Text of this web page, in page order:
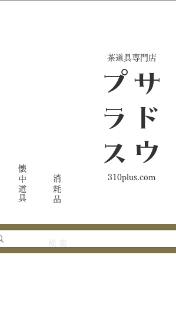
​茶道具専門店
懐中道具 消耗品
サ
ド
ウ
プ
ラ
ス
310plus.com